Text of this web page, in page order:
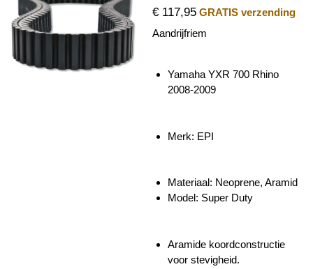
€ 117,95 GRATIS verzending
Aandrijfriem
Yamaha YXR 700 Rhino
2008-2009
Merk: EPI
Materiaal: Neoprene, Aramid
Model: Super Duty
Aramide koordconstructie
voor stevigheid.